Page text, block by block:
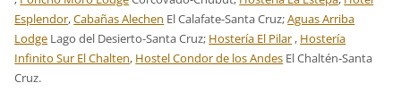
Esplendor,Cabañas Alechen El Calafate-Santa Cruz;Aguas Arriba
Lodge Lago del Desierto-Santa Cruz; Hostería El Pilar , Hostería
Infinito Sur El Chalten, Hostel Condor de los Andes El Chaltén-Santa
Cruz.